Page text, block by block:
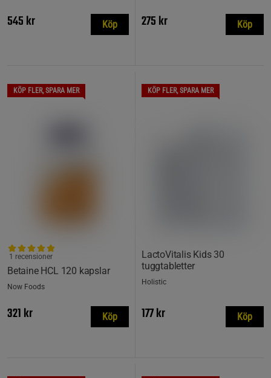
545 kr Köp 275 kr Köp
KÖP FLER, SPARA MER
Betaine HCL 120 kapslar
1 recensioner
Now Foods
321 kr Köp
KÖP FLER, SPARA MER
LactoVitalis Kids 30
tuggtabletter
Holistic
177 kr Köp